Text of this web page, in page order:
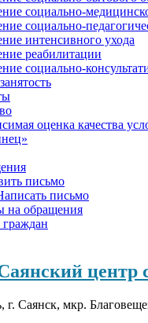
социально-
социально-
интенсивного ухода
реабилитации
социально-
оценка качества
письмо
письмо
на обращения
центр
г. Саянск, мкр.